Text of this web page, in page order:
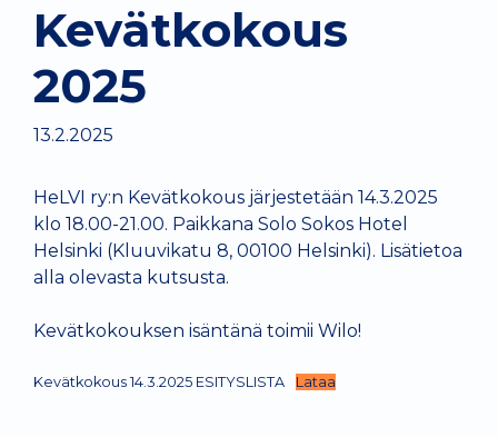
Kevätkokous
2025
13.2.2025
HeLVI ry:n Kevätkokous järjestetään 14.3.2025
klo 18.00-21.00. Paikkana Solo Sokos Hotel
Helsinki (Kluuvikatu 8, 00100 Helsinki). Lisätietoa
alla olevasta kutsusta.
Kevätkokouksen isäntänä toimii Wilo!
Kevätkokous 14.3.2025 ESITYSLISTA Lataa